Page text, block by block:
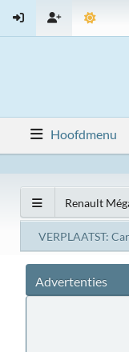
Hoofdmenu
Renault
VERPLAATST:
Advertenties